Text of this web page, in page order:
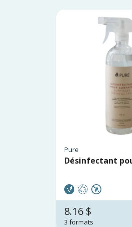
Pure
Désinfectant
8.16 $
3 formats